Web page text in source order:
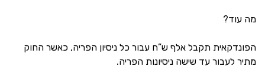
מה עוד?
הפונדקאית תקבל אלף ש”ח עבור כל ניסיון הפריה, כאשר החוק
מתיר לעבור עד שישה ניסיונות הפריה.